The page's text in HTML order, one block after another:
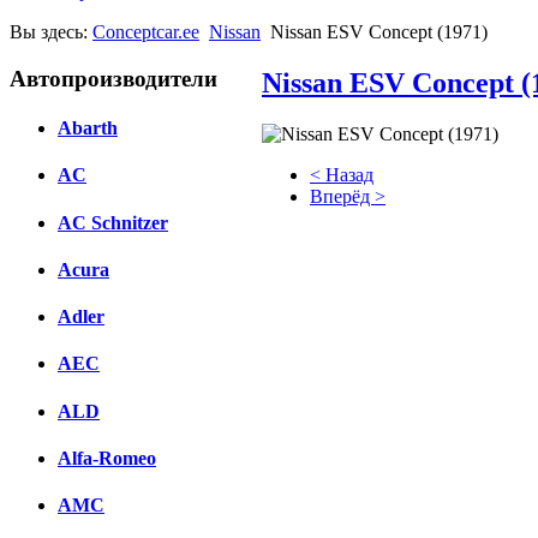
Вы здесь: Conceptcar.ee Nissan Nissan ESV Concept (1971)
Автопроизводители
Abarth
AC
AC Schnitzer
Acura
Adler
AEC
ALD
Alfa-Romeo
AMC
Nissan ESV Concept
< Назад
Вперёд >